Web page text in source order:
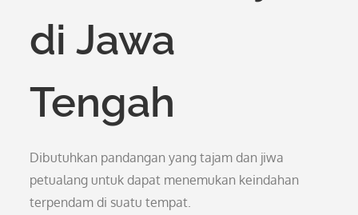
di Jawa
Tengah
Dibutuhkan pandangan yang tajam dan jiwa
petualang untuk dapat menemukan keindahan
terpendam di suatu tempat.